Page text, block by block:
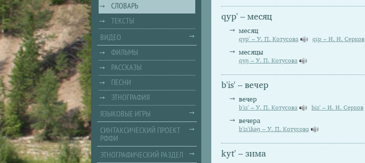
qyp' – месяц
месяц
qyp' – У. П. Котусова qip – И. И. Серков
месяцы
qyŋ – У. П. Котусова
b'is' – вечер
вечер
b'is' – У. П. Котусова bis' – И. И. Серков
вечера
b'is'ikəŋ – У. П. Котусова
kyt' – зима
СЛОВАРЬ
ТЕКСТЫ
ВИДЕО
ФИЛЬМЫ
РАССКАЗЫ
ПЕСНИ
ЭТНОГРАФИЯ
ЯЗЫКОВЫЕ ИГРЫ
СИНТАКСИЧЕСКИЙ ПРОЕКТ
РФФИ
ЭТНОГРАФИЧЕСКИЙ РАЗДЕЛ